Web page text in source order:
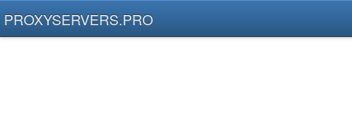
PROXYSERVERS.PRO